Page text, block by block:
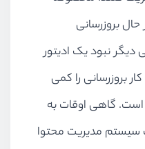
بروزرسانی
نبود یک ادیتور
بروزرسانی را کمی
است. گاهی اوقات به
سیستم مدیریت محتوا